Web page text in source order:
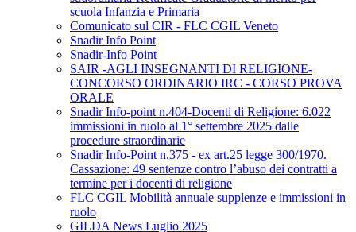
scuola Infanzia e Primaria
Comunicato sul CIR - FLC CGIL Veneto
Snadir Info Point
Snadir-Info Point
SAIR -AGLI INSEGNANTI DI RELIGIONE-
CONCORSO ORDINARIO IRC - CORSO PROVA
ORALE
Snadir Info-point n.404-Docenti di Religione: 6.022
immissioni in ruolo al 1° settembre 2025 dalle
procedure straordinarie
Snadir Info-Point n.375 - ex art.25 legge 300/1970.
Cassazione: 49 sentenze contro l’abuso dei contratti a
termine per i docenti di religione
FLC CGIL Mobilità annuale supplenze e immissioni in
ruolo
GILDA News Luglio 2025